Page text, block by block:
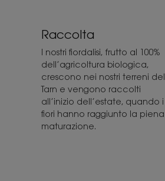
Raccolta
I nostri fiordalisi, frutto al 100%
dell’agricoltura biologica,
crescono nei nostri terreni del
Tarn e vengono raccolti
all’inizio dell’estate, quando i
fiori hanno raggiunto la piena
maturazione.